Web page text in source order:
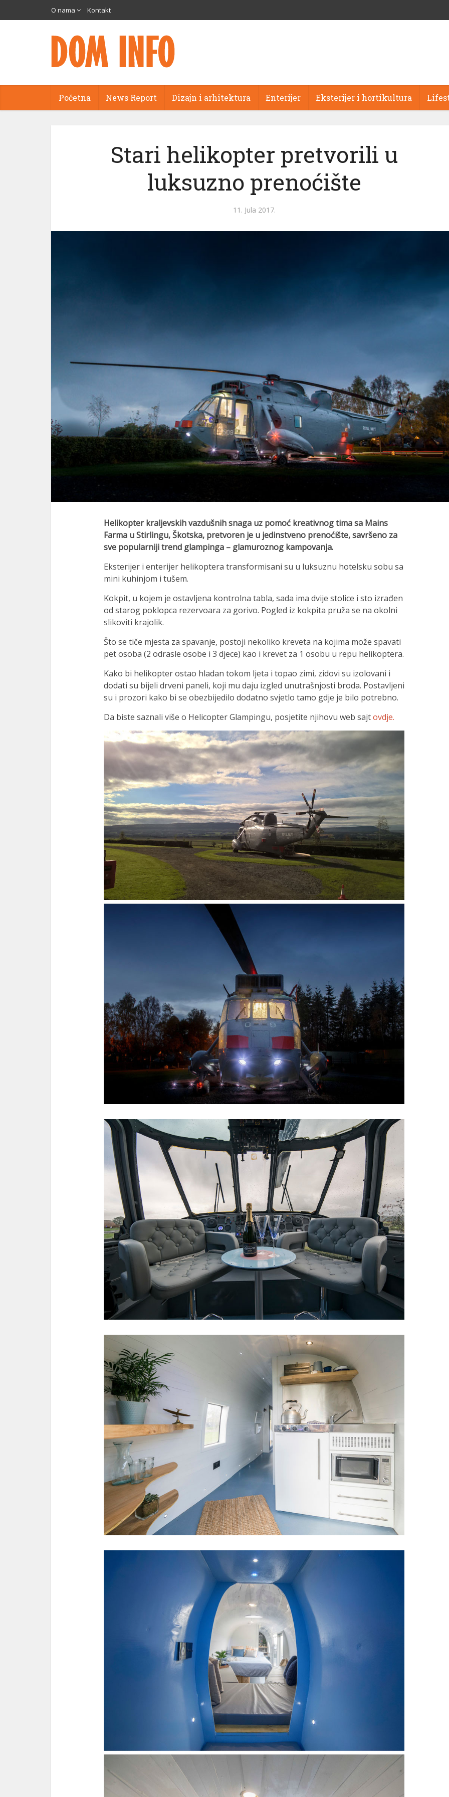
O nama Kontakt
Početna News Report Dizajn i arhitektura Enterijer Eksterijer i hortikultura
Stari helikopter pretvorili u
luksuzno prenoćište
11. Jula 2017.
Helikopter kraljevskih vazdušnih snaga uz pomoć kreativnog tima sa Mains
Farma u Stirlingu, Škotska, pretvoren je u jedinstveno prenoćište, savršeno za
sve popularniji trend glampinga – glamuroznog kampovanja.
Eksterijer i enterijer helikoptera transformisani su u luksuznu hotelsku sobu sa
mini kuhinjom i tušem.
Kokpit, u kojem je ostavljena kontrolna tabla, sada ima dvije stolice i sto izrađen
od starog poklopca rezervoara za gorivo. Pogled iz kokpita pruža se na okolni
slikoviti krajolik.
Što se tiče mjesta za spavanje, postoji nekoliko kreveta na kojima može spavati
pet osoba (2 odrasle osobe i 3 djece) kao i krevet za 1 osobu u repu helikoptera.
Kako bi helikopter ostao hladan tokom ljeta i topao zimi, zidovi su izolovani i
dodati su bijeli drveni paneli, koji mu daju izgled unutrašnjosti broda. Postavljeni
su i prozori kako bi se obezbijedilo dodatno svjetlo tamo gdje je bilo potrebno.
Da biste saznali više o Helicopter Glampingu, posjetite njihovu web sajtovdje.